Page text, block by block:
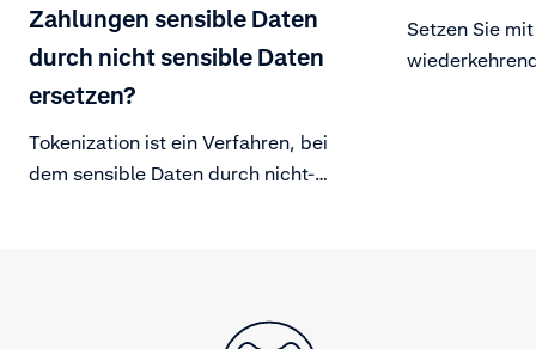
Zahlungen sensible Daten
durch nicht sensible Daten
ersetzen?
Tokenization ist ein Verfahren, bei
dem sensible Daten durch nicht-
Setzen Sie